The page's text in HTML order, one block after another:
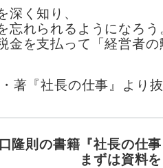
深く知り、
忘れられるようになろう
金を支払って「経営者
著『社長の仕事』より
隆則の書籍『社長の仕
まずは資料